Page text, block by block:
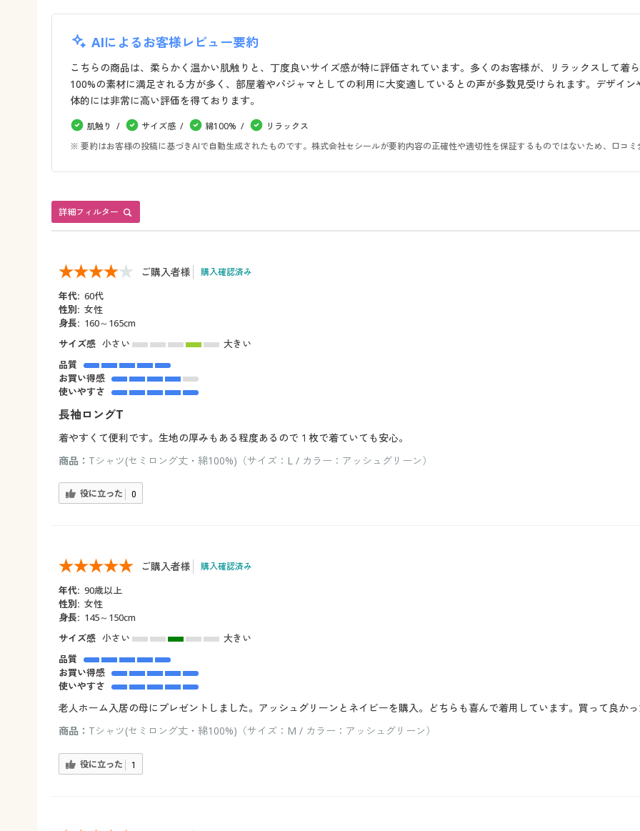
AIによるお客様レビュー要約
こちらの商品は、柔らかく温かい肌触りと、丁度良いサイズ感が特に評価されています。多くのお客様が、リラックスして着
100%の素材に満足される方が多く、部屋着やパジャマとしての利用に大変適しているとの声が多数見受けられます。デザイ
体的には非常に高い評価を得ております。
肌触り サイズ感 綿100%
リラックス
※ 要約はお客様の投稿に基づきAIで自動生成されたものです。株式会社セシールが要約内容の正確性や適切性を保証するものではないため、口コミ
詳細フィルター
ご購入者様 購入確認済み
年代: 60代
性別: 女性
身長: 160～165cm
サイズ感 小さい
大きい
品質
お買い得感
使いやすさ
長袖ロングT
着やすくて便利です。生地の厚みもある程度あるので１枚で着ていても安心。
商品： Tシャツ(セミロング丈・綿100%)（サイズ：L / カラー：アッシュグリーン）
役に立った 0
ご購入者様 購入確認済み
年代: 90歳以上
性別: 女性
身長: 145～150cm
サイズ感 小さい
大きい
品質
お買い得感
使いやすさ
老人ホーム入居の母にプレゼントしました。アッシュグリーンとネイビーを購入。どちらも喜んで着用しています。買って良かっ
商品： Tシャツ(セミロング丈・綿100%)（サイズ：M / カラー：アッシュグリーン）
役に立った 1